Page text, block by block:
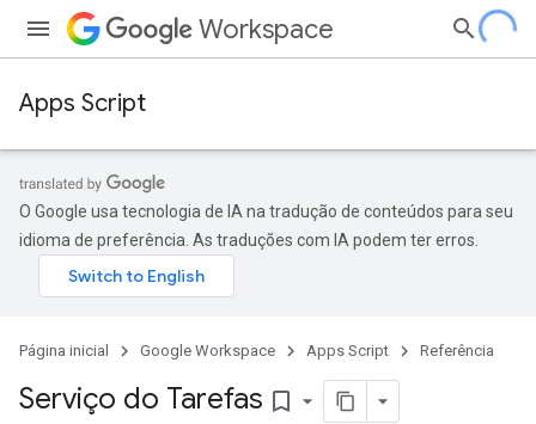
Workspace
Apps Script
O Google usa tecnologia de IA na tradução de conteúdos para seu
idioma de preferência. As traduções com IA podem ter erros.
Página inicial Google Workspace Apps Script Referência
Serviço do Tarefas bookmark_border